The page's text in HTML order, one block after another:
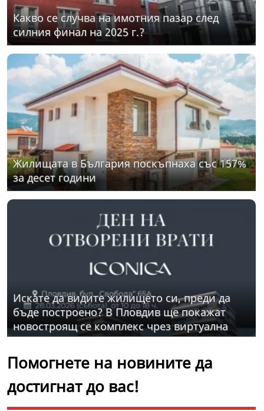
Какво се случва на имотния пазар след
силния финал на 2025 г.?
Жилищата в България поскъпнаха със 157%
за десет години
Искате да видите жилището си, преди да
бъде построено? В Пловдив ще покажат
новостроящ се комплекс чрез виртуална
разходка
Помогнете на новините да
достигнат до вас!